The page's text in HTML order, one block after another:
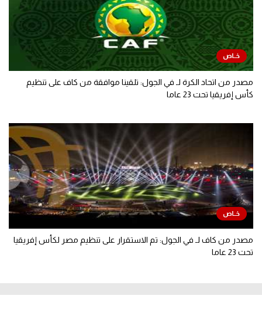
مصدر من اتحاد الكرة لـ في الجول: تلقينا موافقة من كاف على تنظيم
كأس إفريقيا تحت 23 عاما
مصدر من كاف لـ في الجول: تم الاستقرار على تنظيم مصر لكأس إفريقيا
تحت 23 عاما